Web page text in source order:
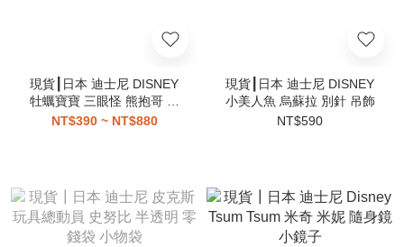
現貨┃日本 迪士尼 DISNEY
牡蠣寶寶 三眼怪 熊抱哥 球
球 短夾 零錢包 口金包
NT$390 ~ NT$880
現貨┃日本 迪士尼 DISNEY
小美人魚 烏蘇拉 別針 吊飾
NT$590